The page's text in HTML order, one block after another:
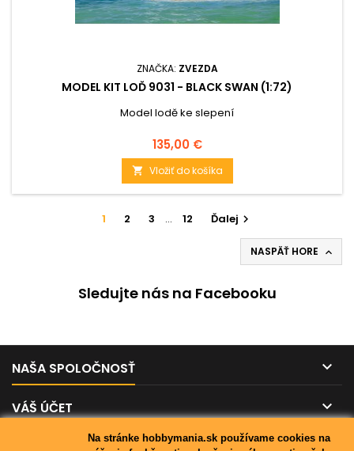
Na stránke hobbymania.sk používame cookies na
ZNAČKA: ZVEZDA
MODEL KIT LOĎ 9031 - BLACK SWAN (1:72)
Model lodě ke slepení
Cena
135,00 €
 Vložiť do košíka
1 2 3 … 12 Ďalej 
NASPÄŤ HORE 
Sledujte nás na Facebooku
NAŠA SPOLOČNOSŤ 
VÁŠ ÚČET 
